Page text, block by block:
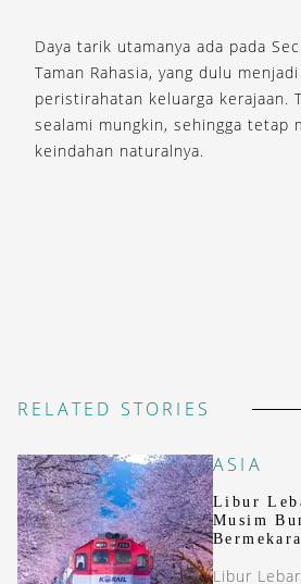
Daya tarik utamanya ada pada
Taman Rahasia, yang dulu
peristirahatan keluarga kerajaan.
sealami mungkin, sehingga tetap
keindahan naturalnya.
RELATED STORIES
ASIA
Libur
Musim
Libur